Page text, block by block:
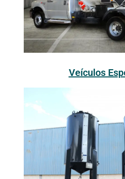
Veículos